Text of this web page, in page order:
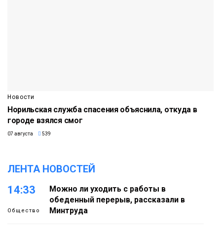
Новости
Норильская служба спасения объяснила, откуда в
городе взялся смог
07 августа 539
ЛЕНТА НОВОСТЕЙ
14:33
Общество
Можно ли уходить с работы в
обеденный перерыв, рассказали в
Минтруда